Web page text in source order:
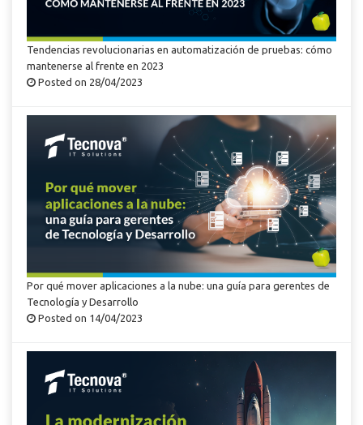
Tendencias revolucionarias en automatización de pruebas: cómo
mantenerse al frente en 2023
Posted on 28/04/2023
Por qué mover aplicaciones a la nube: una guía para gerentes de
Tecnología y Desarrollo
Posted on 14/04/2023